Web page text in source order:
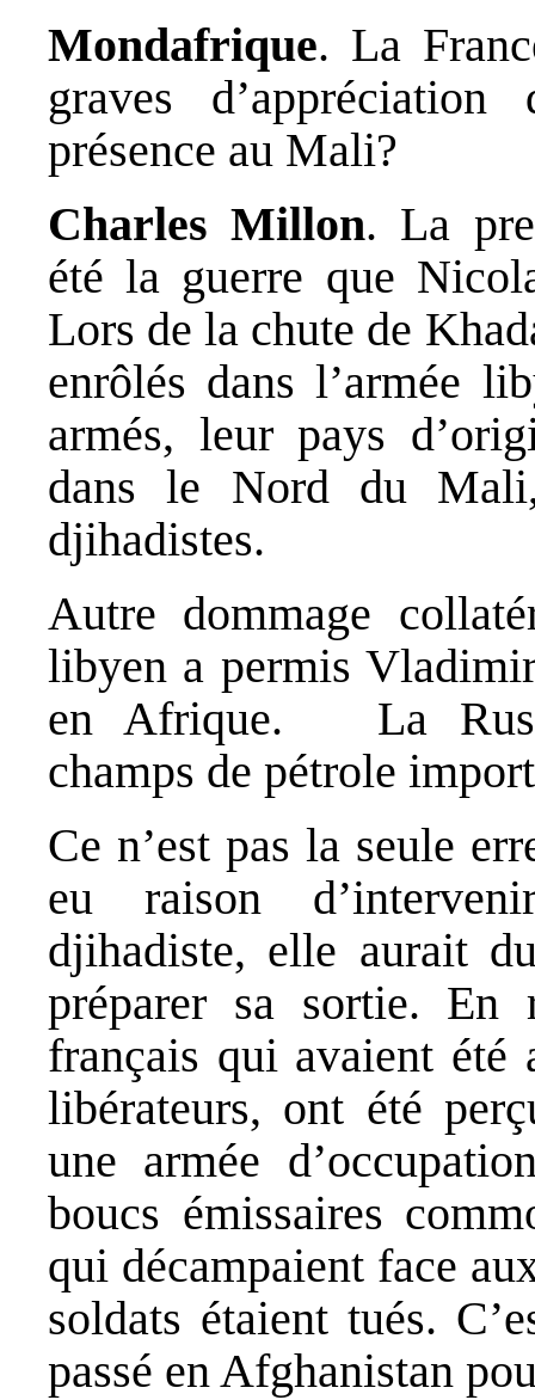
Mondafrique. La
graves
présence au Mali?
Charles Millon. La
été la guerre que
Lors de la chute de
enrôlés dans l’armée
armés, leur pays
dans le Nord du
djihadistes.
Autre dommage
libyen a permis
en Afrique. La
champs de pétrole
Ce n’est pas la seule
eu raison
djihadiste, elle aurait
préparer sa sortie. En
français qui avaient été
libérateurs, ont été
une armée
boucs émissaires
qui décampaient face
soldats étaient tués.
passé en Afghanistan